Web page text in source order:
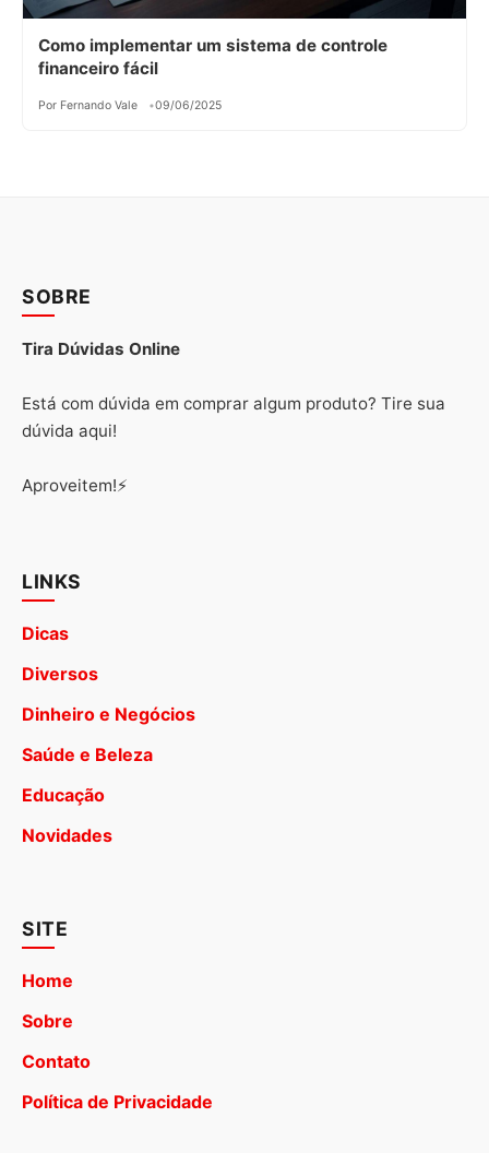
Como implementar um sistema de controle
financeiro fácil
Por Fernando Vale 09/06/2025
SOBRE
Tira Dúvidas Online
Está com dúvida em comprar algum produto? Tire sua
dúvida aqui!
Aproveitem!⚡
LINKS
Dicas
Diversos
Dinheiro e Negócios
Saúde e Beleza
Educação
Novidades
SITE
Home
Sobre
Contato
Política de Privacidade